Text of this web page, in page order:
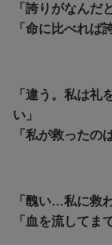
「誇りがなんだ
「命に比べれば
「違う。私は礼
い」
「私が救ったの
「醜い…私に救
「血を流してま